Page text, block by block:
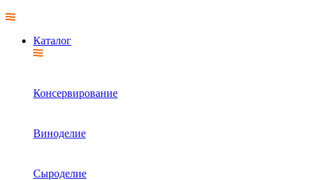
Каталог
Консервирование
Виноделие
Сыроделие